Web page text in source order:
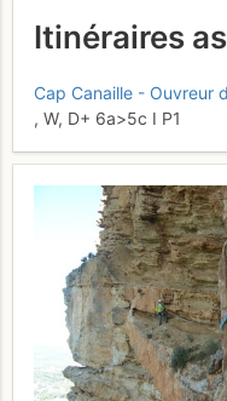
Itinéraires
Cap Canaille - Ouvreur
, W, D+ 6a>5c I P1